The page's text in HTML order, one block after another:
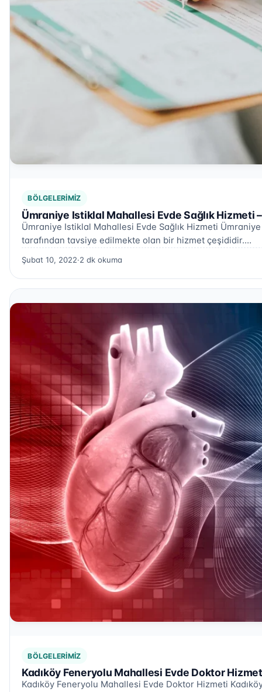
BÖLGELERIMIZ
Ümraniye Istiklal Mahallesi Evde Sağlık Hizmeti
Ümraniye Istiklal Mahallesi Evde Sağlık Hizmeti
tarafından tavsiye edilmekte olan bir hizmet çeşididir.…
Şubat 10, 2022·2 dk okuma
BÖLGELERIMIZ
Kadıköy Feneryolu Mahallesi Evde Doktor
Kadıköy Feneryolu Mahallesi Evde Doktor Hizmeti